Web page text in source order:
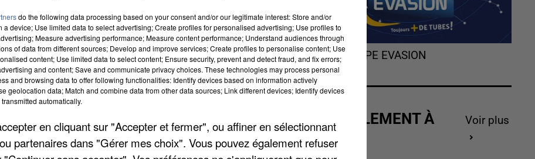
faire le point sur les aides administratives et
Sept séances collectives de deux heures seront
Bourg, à Beaucamp-le-vieux et à Poix-de-Picardie.
le 03 22 90 19 65.
L'HOROSCOPE EVASION
ACTUELLEMENT À
GAGNER
Voir plus
do the following data processing based on your consent and/or our legitimate interest: Store and/or
a device; Use limited data to select advertising; Create profiles for personalised advertising; Use profiles to
Measure advertising performance; Measure content performance; Understand audiences through
of data from different sources; Develop and improve services; Create profiles to personalise content; Use
content; Use limited data to select content; Ensure security, prevent and detect fraud, and fix errors;
and content; Save and communicate privacy choices. These technologies may process personal
and browsing data to offer following functionalities: Identify devices based on information actively
geolocation data; Match and combine data from other data sources; Link different devices; Identify devices
automatically.
en cliquant sur "Accepter et fermer", ou affiner en sélectionnant
partenaires dans "Gérer mes choix". Vous pouvez également refuser